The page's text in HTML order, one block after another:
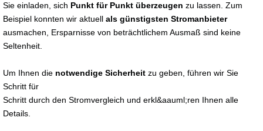
Sie einladen, sich Punkt für Punkt überzeugen zu lassen. Zum
Beispiel konnten wir aktuell als günstigsten Stromanbieter
ausmachen, Ersparnisse von beträchtlichem Ausmaß sind keine
Seltenheit.
Um Ihnen die notwendige Sicherheit zu geben, führen wir Sie
Schritt für
Schritt durch den Stromvergleich und erkl&aauml;ren Ihnen alle
Details.